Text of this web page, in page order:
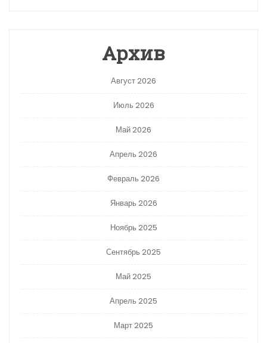
Архив
Август 2026
Июль 2026
Май 2026
Апрель 2026
Февраль 2026
Январь 2026
Ноябрь 2025
Сентябрь 2025
Май 2025
Апрель 2025
Март 2025